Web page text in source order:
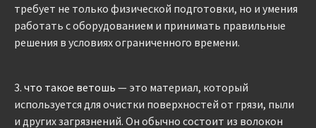
требует не только физической подготовки, но и умения
работать с оборудованием и принимать правильные
решения в условиях ограниченного времени.
3. что такое ветошь — это материал, который
используется для очистки поверхностей от грязи, пыли
и других загрязнений. Он обычно состоит из волокон